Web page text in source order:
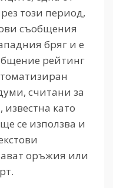
този период,
съобщения
бряг и е
рейтинг
считани за
като
се използва и
оръжия или